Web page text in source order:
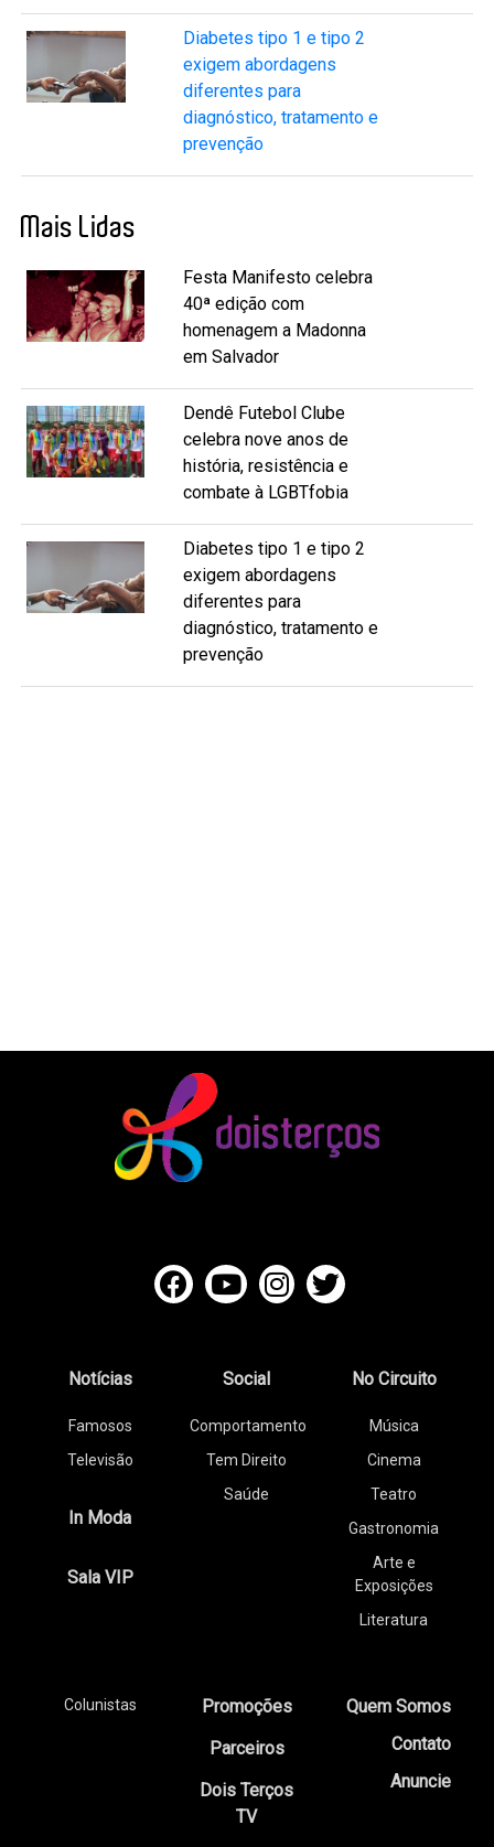
Diabetes tipo 1 e tipo 2
exigem abordagens
diferentes para
diagnóstico, tratamento e
prevenção
Mais Lidas
Festa Manifesto celebra
40ª edição com
homenagem a Madonna
em Salvador
Dendê Futebol Clube
celebra nove anos de
história, resistência e
combate à LGBTfobia
Diabetes tipo 1 e tipo 2
exigem abordagens
diferentes para
diagnóstico, tratamento e
prevenção
Notícias
Famosos
Televisão
In Moda
Sala VIP
Social
Comportamento
Tem Direito
Saúde
No Circuito
Música
Cinema
Teatro
Gastronomia
Arte e
Exposições
Literatura
Colunistas
Promoções
Parceiros
Dois Terços
TV
Quem Somos
Contato
Anuncie